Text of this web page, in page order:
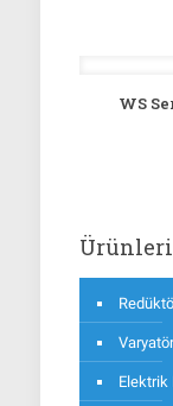
WS
Elektrik